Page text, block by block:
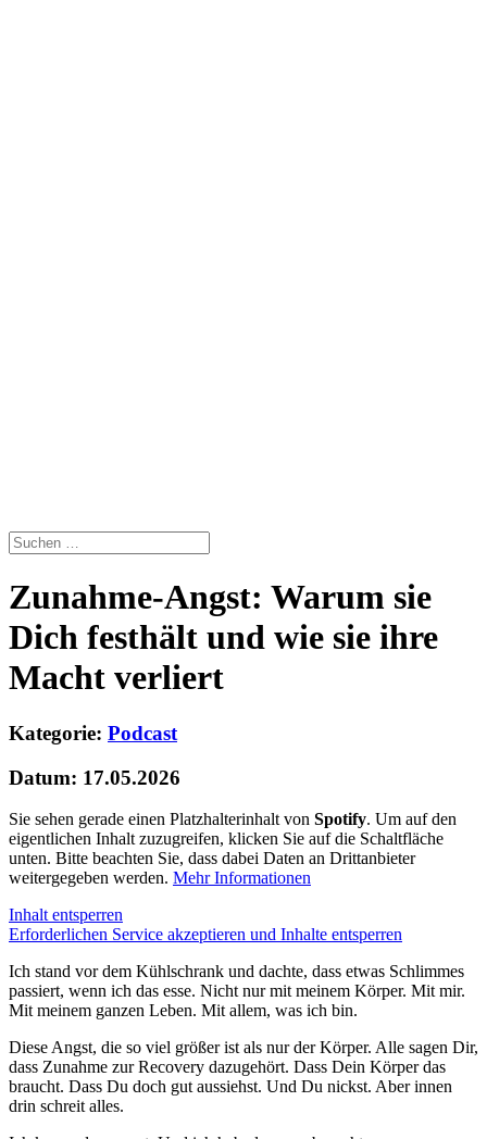
Zunahme-Angst: Warum sie
Dich festhält und wie sie ihre
Macht verliert
Kategorie: Podcast
Datum: 17.05.2026
Sie sehen gerade einen Platzhalterinhalt von Spotify. Um auf den
eigentlichen Inhalt zuzugreifen, klicken Sie auf die Schaltfläche
unten. Bitte beachten Sie, dass dabei Daten an Drittanbieter
weitergegeben werden. Mehr Informationen
Inhalt entsperren
Erforderlichen Service akzeptieren und Inhalte entsperren
Ich stand vor dem Kühlschrank und dachte, dass etwas Schlimmes
passiert, wenn ich das esse. Nicht nur mit meinem Körper. Mit mir.
Mit meinem ganzen Leben. Mit allem, was ich bin.
Diese Angst, die so viel größer ist als nur der Körper. Alle sagen Dir,
dass Zunahme zur Recovery dazugehört. Dass Dein Körper das
braucht. Dass Du doch gut aussiehst. Und Du nickst. Aber innen
drin schreit alles.